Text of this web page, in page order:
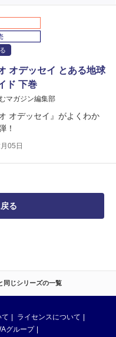
同じシリーズの一覧
オデッセイ とある地球
ド 下巻
マガジン編集部
オデッセイ』がよくわか
！
05日
る
て
ライセンスについて
グループ